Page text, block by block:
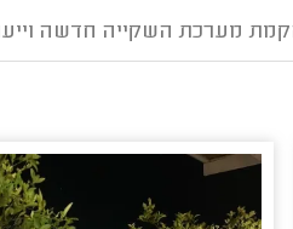
מערכת השקייה חדשה